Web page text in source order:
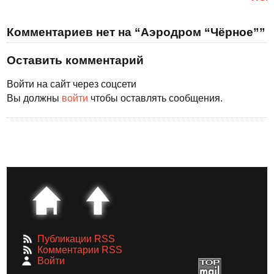
Комментариев нет на “Аэродром “Чёрное””
Оставить комментарий
Войти на сайт через соцсети
Вы должны войти чтобы оставлять сообщения.
Публикации RSS
Комментарии RSS
Войти